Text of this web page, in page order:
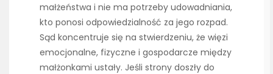
małżeństwa i nie ma potrzeby udowadniania,
kto ponosi odpowiedzialność za jego rozpad.
Sąd koncentruje się na stwierdzeniu, że więzi
emocjonalne, fizyczne i gospodarcze między
małżonkami ustały. Jeśli strony doszły do